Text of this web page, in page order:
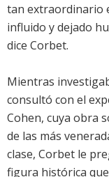
tan extraordinario
influido y dejado
dice Corbet.
Mientras
consultó con el
Cohen, cuya obra
de las más
clase, Corbet le
figura histórica